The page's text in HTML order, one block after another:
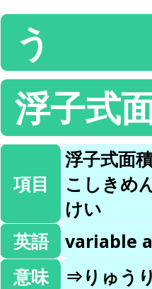
う
浮子式
項目
浮子式面
こしきめ
けい
英語
variable
意味
⇒りゅう